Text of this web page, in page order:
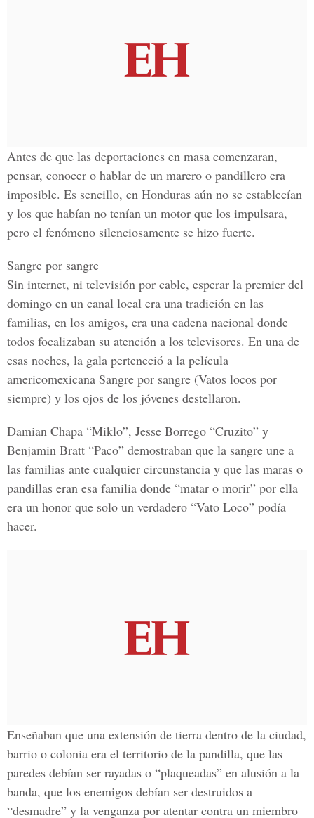
Antes de que las deportaciones en masa comenzaran,
pensar, conocer o hablar de un marero o pandillero era
imposible. Es sencillo, en Honduras aún no se establecían
y los que habían no tenían un motor que los impulsara,
pero el fenómeno silenciosamente se hizo fuerte.
Sangre por sangre
Sin internet, ni televisión por cable, esperar la premier del
domingo en un canal local era una tradición en las
familias, en los amigos, era una cadena nacional donde
todos focalizaban su atención a los televisores. En una de
esas noches, la gala perteneció a la película
americomexicana Sangre por sangre (Vatos locos por
siempre) y los ojos de los jóvenes destellaron.
Damian Chapa “Miklo”, Jesse Borrego “Cruzito” y
Benjamin Bratt “Paco” demostraban que la sangre une a
las familias ante cualquier circunstancia y que las maras o
pandillas eran esa familia donde “matar o morir” por ella
era un honor que solo un verdadero “Vato Loco” podía
hacer.
Enseñaban que una extensión de tierra dentro de la ciudad,
barrio o colonia era el territorio de la pandilla, que las
paredes debían ser rayadas o “plaqueadas” en alusión a la
banda, que los enemigos debían ser destruidos a
“desmadre” y la venganza por atentar contra un miembro